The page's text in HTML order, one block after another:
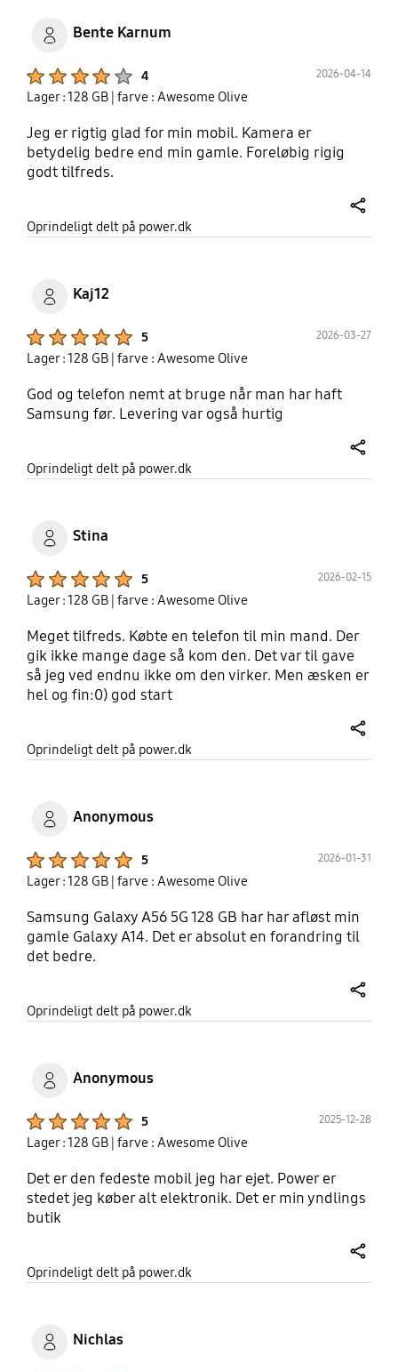
Bente Karnum
4 2026-04-14
Lager : 128 GB | farve : Awesome Olive
Jeg er rigtig glad for min mobil. Kamera er
betydelig bedre end min gamle. Foreløbig rigig
godt tilfreds.
Oprindeligt delt på power.dk
Kaj12
5 2026-03-27
Lager : 128 GB | farve : Awesome Olive
God og telefon nemt at bruge når man har haft
Samsung før. Levering var også hurtig
Oprindeligt delt på power.dk
Stina
5 2026-02-15
Lager : 128 GB | farve : Awesome Olive
Meget tilfreds. Købte en telefon til min mand. Der
gik ikke mange dage så kom den. Det var til gave
så jeg ved endnu ikke om den virker. Men æsken er
hel og fin:0) god start
Oprindeligt delt på power.dk
Anonymous
5 2026-01-31
Lager : 128 GB | farve : Awesome Olive
Samsung Galaxy A56 5G 128 GB har har afløst min
gamle Galaxy A14. Det er absolut en forandring til
det bedre.
Oprindeligt delt på power.dk
Anonymous
5 2025-12-28
Lager : 128 GB | farve : Awesome Olive
Det er den fedeste mobil jeg har ejet. Power er
stedet jeg køber alt elektronik. Det er min yndlings
butik
Oprindeligt delt på power.dk
Nichlas